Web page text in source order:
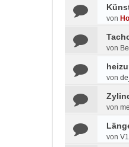
von
von
von
von
von